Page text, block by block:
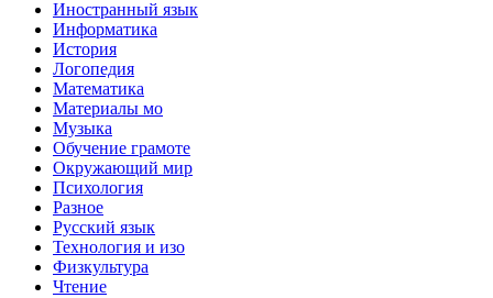
Иностранный язык
Информатика
История
Логопедия
Математика
Материалы мо
Музыка
Обучение грамоте
Окружающий мир
Психология
Разное
Русский язык
Технология и изо
Физкультура
Чтение